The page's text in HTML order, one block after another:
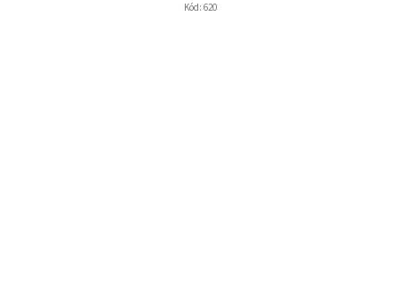
Kód: 620